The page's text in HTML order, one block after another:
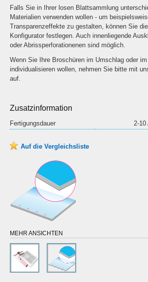
Falls Sie in Ihrer losen Blattsammlung
Materialien verwenden wollen - um
Transparenzeffekte zu gestalten, können Sie
Konfigurator festlegen. Auch innenliegende
oder Abrissperforationenen sind möglich.
Wenn Sie Ihre Broschüren im Umschlag oder
individualisieren wollen, nehmen Sie bitte mit
auf.
Zusatzinformation
Fertigungsdauer 2-10
Auf die Vergleichsliste
MEHR ANSICHTEN